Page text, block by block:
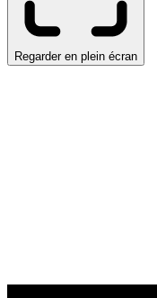
Regarder en plein écran